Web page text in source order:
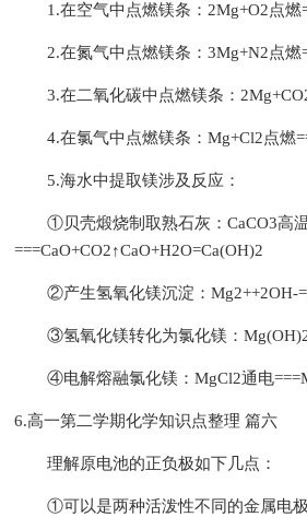
1.在空气中点燃镁条：2Mg+O2点燃
2.在氮气中点燃镁条：3Mg+N2点燃
3.在二氧化碳中点燃镁条：
4.在氯气中点燃镁条：Mg+Cl2点燃
5.海水中提取镁涉及反应：
①贝壳煅烧制取熟石灰：CaCO3高
===CaO+CO2↑CaO+H2O=Ca(OH)2
②产生氢氧化镁沉淀：Mg2++2OH-
③氢氧化镁转化为氯化镁：
④电解熔融氯化镁：MgCl2通电
6.高一第二学期化学知识点整理 篇六
理解原电池的正负极如下几点：
①可以是两种活泼性不同的金属电极